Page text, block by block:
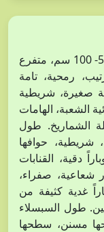
نبات عشبي، ثنائي الحول، أملس، طوله 50- 100 سم، متفرع
رمحية، تامة
صغيرة، شريطية
الشعبة، الهامات
الشماريخ. طول
لينة، شريطية، حوافها
دقية، القنابات
شعاعية، صفراء،
غدية كثيفة من
طول السبسلاء
مسنن، سطحها